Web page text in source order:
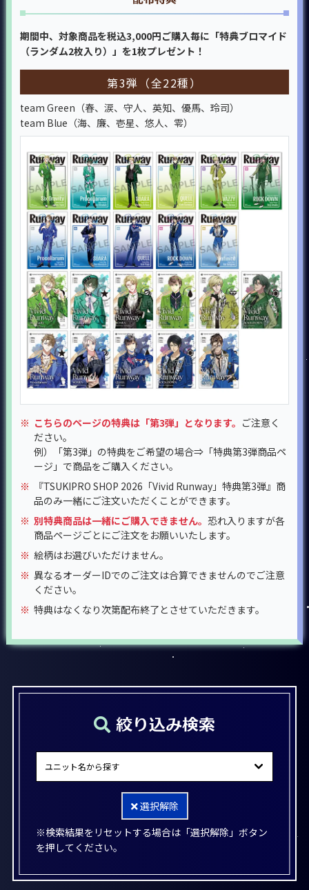
期間中、対象商品を税込3,000円ご購入毎に「特典ブロマイド
（ランダム2枚入り）」を1枚プレゼント！
第3弾（全22種）
team Green（春、涙、守人、英知、優馬、玲司）
team Blue（海、廉、壱星、悠人、零）
※ こちらのページの特典は「第3弾」となります。 ご注意く
ださい。
例）「第3弾」の特典をご希望の場合⇒「特典第3弾商品ペ
ージ」で商品をご購入ください。
※
『TSUKIPRO SHOP 2026「Vivid Runway」特典第3弾』商
品のみ一緒にご注文いただくことができます。
※ 別特典商品は一緒にご購入できません。 恐れ入りますが各
商品ページごとにご注文をお願いいたします。
※ 絵柄はお選びいただけません。
※ 異なるオーダーIDでのご注文は合算できませんのでご注意
ください。
※ 特典はなくなり次第配布終了とさせていただきます。
絞り込み検索
選択解除
※検索結果をリセットする場合は「選択解除」ボタン
を押してください。